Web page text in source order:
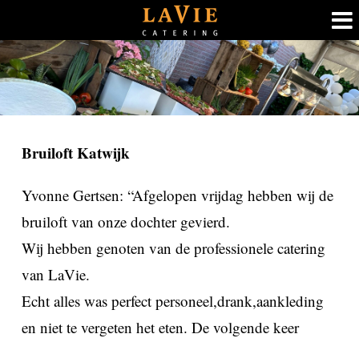
Ga
naar
inhoud
Bruiloft Katwijk
Yvonne Gertsen: “Afgelopen vrijdag hebben wij de
bruiloft van onze dochter gevierd.
Wij hebben genoten van de professionele catering
van LaVie.
Echt alles was perfect personeel,drank,aankleding
en niet te vergeten het eten. De volgende keer